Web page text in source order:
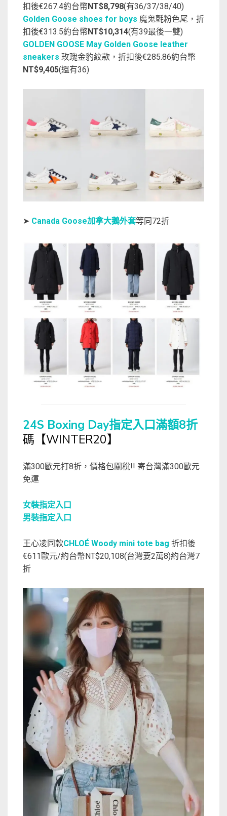
扣後€267.4約台幣NT$8,798(有36/37/38/40)
Golden Goose shoes for boys 魔鬼氈粉色尾，折
扣後€313.5約台幣NT$10,314(有39最後一雙)
GOLDEN GOOSE May Golden Goose leather
sneakers 玫瑰金豹紋款，折扣後€285.86約台幣
NT$9,405(還有36)
➤ Canada Goose加拿大鵝外套等同72折
24S Boxing Day指定入口滿額8折
碼【WINTER20】
滿300歐元打8折，價格包關稅!! 寄台灣滿300歐元
免運
女裝指定入口
男裝指定入口
王心凌同款CHLOÉ Woody mini tote bag 折扣後
€611歐元/約台幣NT$20,108(台灣要2萬8)約台灣7
折